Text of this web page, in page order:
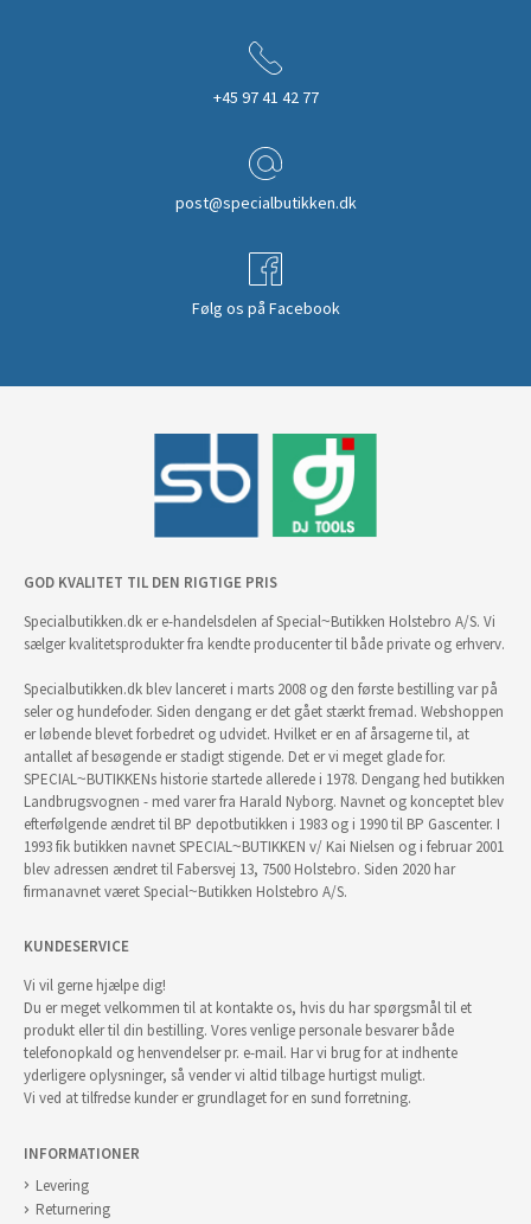
+45 97 41 42 77
post@specialbutikken.dk
Følg os på Facebook
GOD KVALITET TIL DEN RIGTIGE PRIS
Specialbutikken.dk er e-handelsdelen af Special~Butikken Holstebro A/S. Vi
sælger kvalitetsprodukter fra kendte producenter til både private og erhverv.
Specialbutikken.dk blev lanceret i marts 2008 og den første bestilling var på
seler og hundefoder. Siden dengang er det gået stærkt fremad. Webshoppen
er løbende blevet forbedret og udvidet. Hvilket er en af årsagerne til, at
antallet af besøgende er stadigt stigende. Det er vi meget glade for.
SPECIAL~BUTIKKENs historie startede allerede i 1978. Dengang hed butikken
Landbrugsvognen - med varer fra Harald Nyborg. Navnet og konceptet blev
efterfølgende ændret til BP depotbutikken i 1983 og i 1990 til BP Gascenter. I
1993 fik butikken navnet SPECIAL~BUTIKKEN v/ Kai Nielsen og i februar 2001
blev adressen ændret til Fabersvej 13, 7500 Holstebro. Siden 2020 har
firmanavnet været Special~Butikken Holstebro A/S.
KUNDESERVICE
Vi vil gerne hjælpe dig!
Du er meget velkommen til at kontakte os, hvis du har spørgsmål til et
produkt eller til din bestilling. Vores venlige personale besvarer både
telefonopkald og henvendelser pr. e-mail. Har vi brug for at indhente
yderligere oplysninger, så vender vi altid tilbage hurtigst muligt.
Vi ved at tilfredse kunder er grundlaget for en sund forretning.
INFORMATIONER
Levering
Returnering